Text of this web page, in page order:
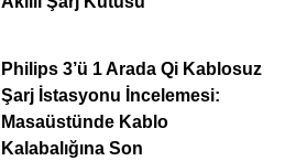
Philips 3’ü 1 Arada Qi Kablosuz
Şarj İstasyonu İncelemesi:
Masaüstünde Kablo
Kalabalığına Son